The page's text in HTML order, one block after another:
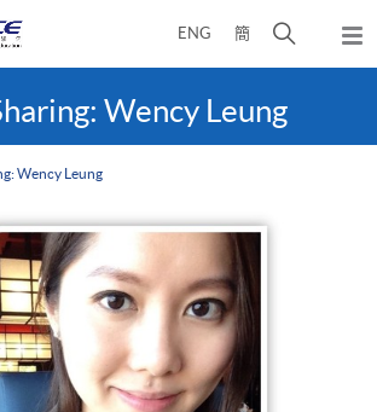
ENG 簡
開
彈
出
單
Wency Leung
Wency Leung